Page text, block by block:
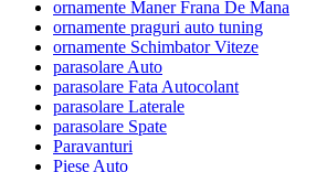
ornamente Maner Frana De Mana
ornamente praguri auto tuning
ornamente Schimbator Viteze
parasolare Auto
parasolare Fata Autocolant
parasolare Laterale
parasolare Spate
Paravanturi
Piese Auto